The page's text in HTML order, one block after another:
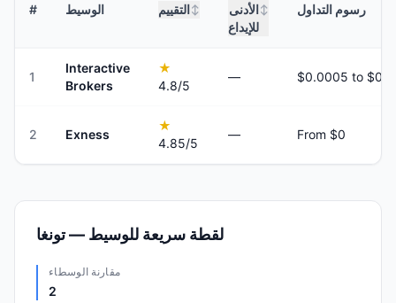
# الوسيط التقييم ↕
الأدنى
للإيداع
↕ رسوم التداول
1
Interactive
Brokers
★
4.8/5
—
2 Exness
★
4.85/5
— From $0
لقطة سريعة للوسيط — تونغا
مقارنة الوسطاء
2